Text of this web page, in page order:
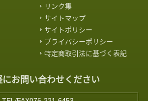
リンク集
サイトマップ
サイトポリシー
プライバシーポリシー
特定商取引法に基づく表記
にお問い合わせください